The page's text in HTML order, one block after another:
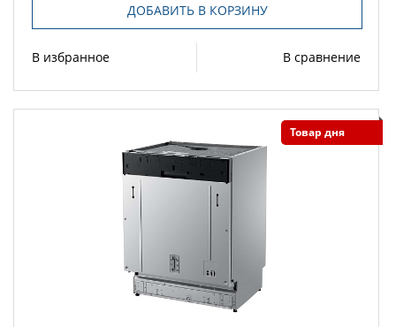
ДОБАВИТЬ В КОРЗИНУ
В избранное В сравнение
Товар дня